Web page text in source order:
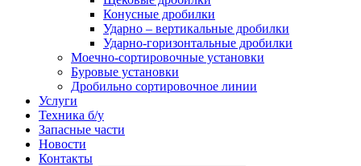
Конусные дробилки
Ударно – вертикальные дробилки
Ударно-горизонтальные дробилки
Моечно-сортировочные установки
Буровые установки
Дробильно сортировочное линии
Услуги
Техника б/у
Запасные части
Новости
Контакты